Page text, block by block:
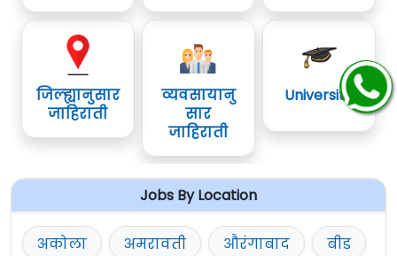
जिल्ह्यानुसार
जाहिराती
व्यवसायानु
सार
जाहिराती
University
Jobs By Location
अकोला अमरावती औरंगाबाद
बीड